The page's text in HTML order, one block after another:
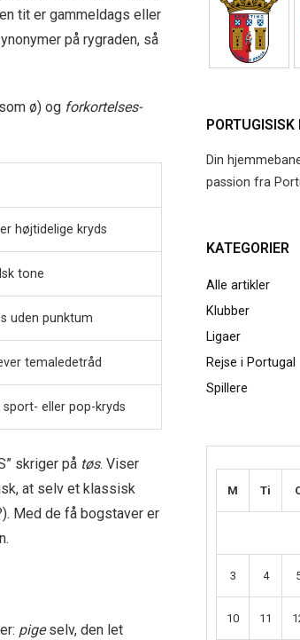
tit er gammeldags eller
på rygraden, så
ø) og forkortelses-
højtidelige kryds
tone
uden punktum
temaledetråd
eller pop-kryds
skriger på tøs. Viser
at selv et klassisk
Med de få bogstaver er
pigeselv, den let
PORTUGISISK
Din
passion fra
KATEGORIER
Alle artikler
Klubber
Ligaer
Rejse i Portugal
Spillere
M Ti
3 4
10 11